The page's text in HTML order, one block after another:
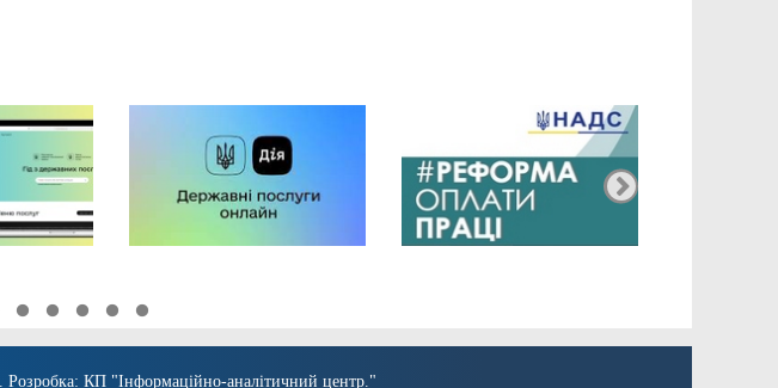
. Розробка: КП "Інформаційно-аналітичний центр."